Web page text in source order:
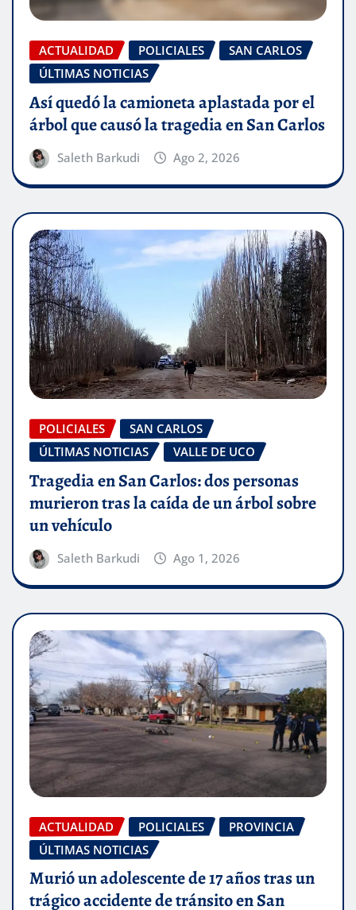
ACTUALIDAD POLICIALES
SAN CARLOS
ÚLTIMAS NOTICIAS
Así quedó la camioneta aplastada por el
árbol que causó la tragedia en San Carlos
Saleth Barkudi Ago 2, 2026
POLICIALES
SAN CARLOS
ÚLTIMAS NOTICIAS
VALLE DE UCO
Tragedia en San Carlos: dos personas
murieron tras la caída de un árbol sobre
un vehículo
Saleth Barkudi Ago 1, 2026
ACTUALIDAD POLICIALES
PROVINCIA
ÚLTIMAS NOTICIAS
Murió un adolescente de 17 años tras un
trágico accidente de tránsito en San